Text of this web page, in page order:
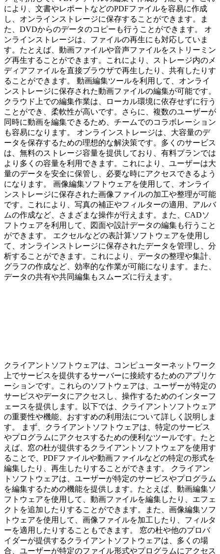
により、文書やレポートなどのPDFファイルを容易に作成
し、オンラインストレージに保存することができます。ま
た、DVDからのデータのコピーも行うことができます。 オ
ンラインストレージは、ファイルの再生にも対応していま
す。たとえば、動画ファイルや音声ファイルをストリーミン
グ再生することができます。これにより、ストレージ内のメ
ディアファイルを直接ブラウザで再生したり、共有したりす
ることができます。 動画編集ツールを利用して、オンライ
ンストレージに保存された動画ファイルの編集が可能です。
クラウド上での編集作業は、ローカル環境に依存せずに行う
ことができ、柔軟性が高いです。さらに、複数のユーザーが
同時に動画を編集できるため、チームでのコラボレーション
も容易になります。 オンラインストレージは、大容量のデ
ータを保存するための理想的な解決策です。多くのサービス
は、無料のストレージ容量を提供しており、有料プランでは
より多くの容量を利用できます。これにより、ユーザーは大
量のデータを安全に保管し、必要な時にアクセスできるよう
になります。 画像編集ソフトウェアを使用して、オンライ
ンストレージに保存された画像ファイルの加工や整理が可能
です。これにより、写真の補正やフィルターの適用、アルバ
ムの作成など、さまざまな操作が行えます。また、CADソ
フトウェアを利用して、図面や設計データの編集も行うこと
ができます。 エクセルなどの表計算ソフトウェアを使用し
て、オンラインストレージに保存されたデータを管理し、分
析することができます。これにより、データの整理や集計、
グラフの作成など、効率的な作業が可能になります。また、
データの共有や共同編集もスムーズに行えます。
クライアントソフトウェアは、コンピューターネットワーク
上でサービスを提供するサーバーに接続するためのアプリケ
ーションです。これらのソフトウェアは、ユーザーが特定の
サービスやデータにアクセスし、操作するためのインターフ
ェースを提供します。以下では、クライアントソフトウェア
の重要性や機能、おすすめの利用法について詳しく説明しま
す。 まず、クライアントソフトウェアは、特定のサービス
やプログラムにアクセスするための便利なツールです。たと
えば、窓の杜が提供するクライアントソフトウェアを使用す
ることで、PDFファイルや動画ファイルなどの特定の形式を
編集したり、再生したりすることができます。 クライアン
トソフトウェアは、ユーザーが特定のサービスやプログラム
を編集するための機能を提供します。たとえば、動画編集ソ
フトウェアを使用して、動画ファイルを編集したり、エフェ
クトを追加したりすることができます。また、画像編集ソフ
トウェアを使用して、画像ファイルを加工したり、フィルタ
ーを適用したりすることもできます。 窓の杜や他のプロバ
イダーが提供するクライアントソフトウェアは、多くの場
合、ユーザーが特定のファイル形式やプログラムにアクセス